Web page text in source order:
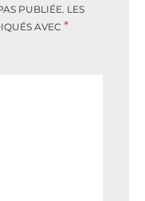
PUBLIÉE. LES
AVEC *